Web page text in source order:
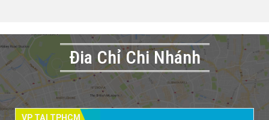
Đia Chỉ Chi Nhánh
VP TẠI TPHCM